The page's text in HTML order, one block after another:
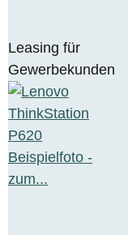
Leasing für
Gewerbekunden